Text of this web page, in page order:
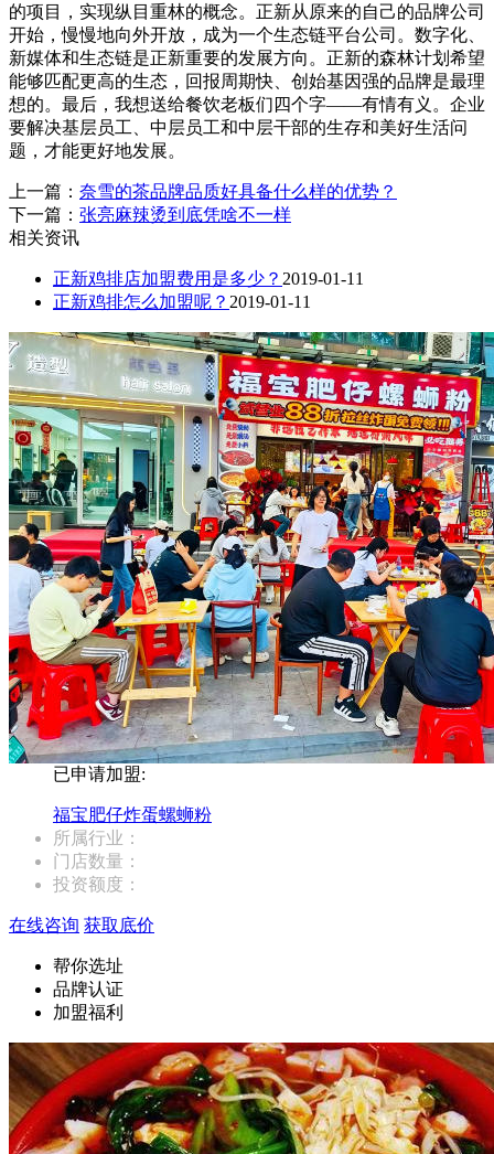
的项目，实现纵目重林的概念。正新从原来的自己的品牌公司
开始，慢慢地向外开放，成为一个生态链平台公司。数字化、
新媒体和生态链是正新重要的发展方向。正新的森林计划希望
能够匹配更高的生态，回报周期快、创始基因强的品牌是最理
想的。最后，我想送给餐饮老板们四个字——有情有义。企业
要解决基层员工、中层员工和中层干部的生存和美好生活问
题，才能更好地发展。
上一篇： 奈雪的茶品牌品质好具备什么样的优势？
下一篇： 张亮麻辣烫到底凭啥不一样
相关资讯
正新鸡排店加盟费用是多少？ 2019-01-11
正新鸡排怎么加盟呢？ 2019-01-11
已申请加盟:
福宝肥仔炸蛋螺蛳粉
所属行业：
门店数量：
投资额度：
在线咨询 获取底价
帮你选址
品牌认证
加盟福利